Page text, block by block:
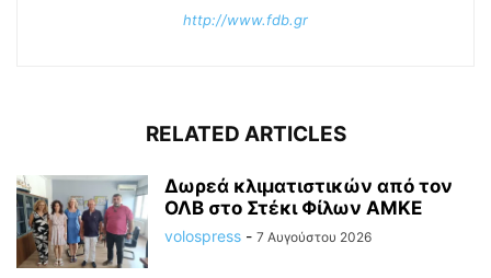
http://www.fdb.gr
RELATED ARTICLES
Δωρεά κλιματιστικών από τον
ΟΛΒ στο Στέκι Φίλων ΑΜΚΕ
volospress - 7 Αυγούστου 2026